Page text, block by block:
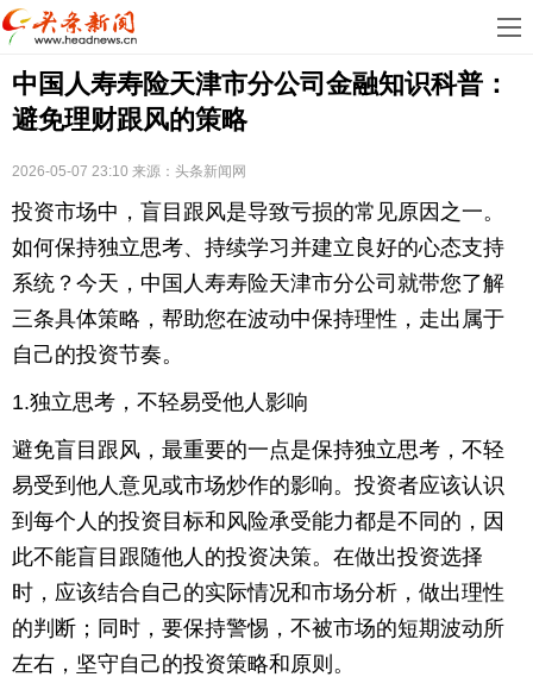
首
页
娱
乐
科
地
产
汽
车
育
健
康
生
活
时
尚
体
育
儿
旅
中国人寿寿险天津市分公司金融知识科普：
避免理财跟风的策略
2026-05-07 23:10 来源： 头条新闻网
投资市场中，盲目跟风是导致亏损的常见原因之一。
如何保持独立思考、持续学习并建立良好的心态支持
系统？今天，中国人寿寿险天津市分公司就带您了解
三条具体策略，帮助您在波动中保持理性，走出属于
自己的投资节奏。
1.独立思考，不轻易受他人影响
避免盲目跟风，最重要的一点是保持独立思考，不轻
易受到他人意见或市场炒作的影响。投资者应该认识
到每个人的投资目标和风险承受能力都是不同的，因
此不能盲目跟随他人的投资决策。在做出投资选择
时，应该结合自己的实际情况和市场分析，做出理性
的判断；同时，要保持警惕，不被市场的短期波动所
左右，坚守自己的投资策略和原则。